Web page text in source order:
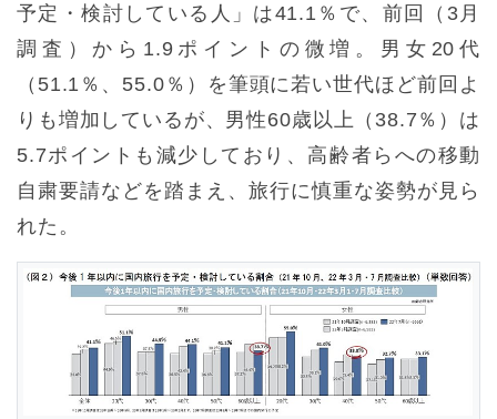
予定・検討している人」は41.1％で、前回（3月
調査）から1.9ポイントの微増。男女20代
（51.1％、55.0％）を筆頭に若い世代ほど前回よ
りも増加しているが、男性60歳以上（38.7％）は
5.7ポイントも減少しており、高齢者らへの移動
自粛要請などを踏まえ、旅行に慎重な姿勢が見ら
れた。